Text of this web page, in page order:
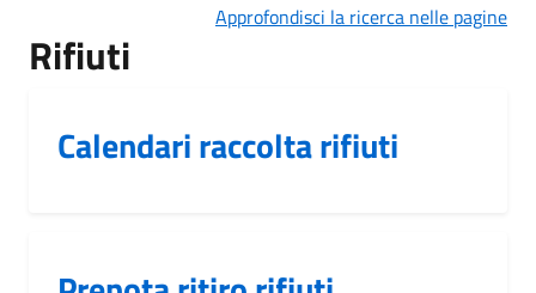
Approfondisci la ricerca nelle pagine
Rifiuti
Calendari raccolta rifiuti